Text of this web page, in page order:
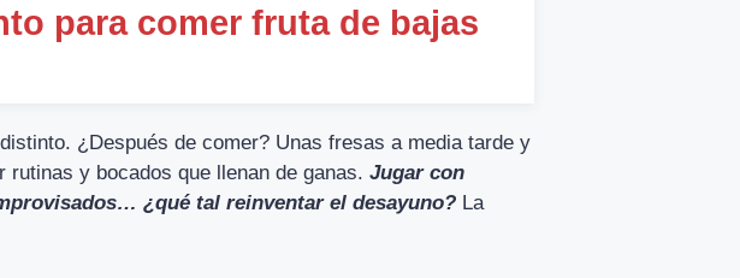
para comer fruta de bajas
¿Después de comer? Unas fresas a media tarde y
y bocados que llenan de ganas. Jugar con
¿qué tal reinventar el desayuno? La